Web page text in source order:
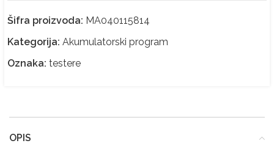
Šifra proizvoda: MA040115814
Kategorija: Akumulatorski program
Oznaka: testere
OPIS